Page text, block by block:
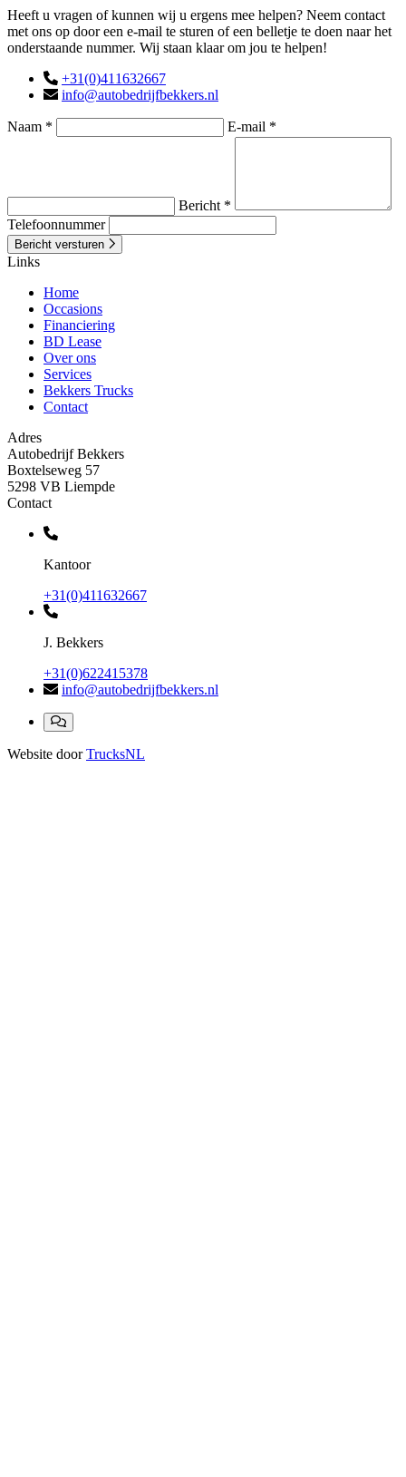
Heeft u vragen of kunnen wij u ergens mee helpen? Neem contact
met ons op door een e-mail te sturen of een belletje te doen naar het
onderstaande nummer. Wij staan klaar om jou te helpen!
+31(0)411632667
info@autobedrijfbekkers.nl
Naam * E-mail *
Bericht *
Telefoonnummer
Bericht versturen
Links
Home
Occasions
Financiering
BD Lease
Over ons
Services
Bekkers Trucks
Contact
Adres
Autobedrijf Bekkers
Boxtelseweg 57
5298 VB Liempde
Contact
Kantoor
+31(0)411632667
J. Bekkers
+31(0)622415378
info@autobedrijfbekkers.nl
Website door TrucksNL